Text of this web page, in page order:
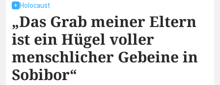
Holocaust
„Das Grab meiner Eltern
ist ein Hügel voller
menschlicher Gebeine in
Sobibor“